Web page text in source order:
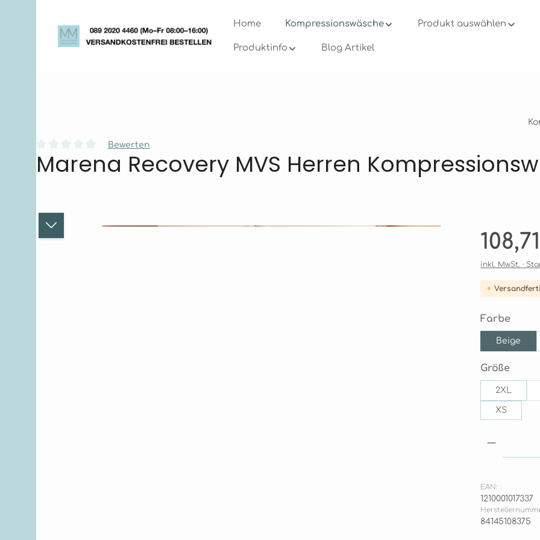
Home Kompressionswäsche Produkt auswählen
Produktinfo Blog Artikel
Durchschnittliche Bewertung von 0 von 5 Sternen
Bewerten
Marena Recovery MVS Herren
Bildergalerie überspringen Regulärer
inkl. MwSt. ·
Farbe
Beige
Größe
2XL
XS
EAN:
1210001017337
84145108375